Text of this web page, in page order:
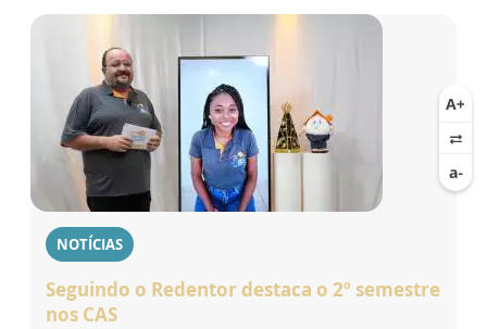
NOTÍCIAS
Seguindo o Redentor destaca o 2º semestre
nos CAS